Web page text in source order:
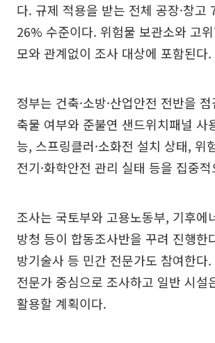
다. 규제 적용을 받는 전체 공장·창고
26% 수준이다. 위험물 보관소와 고
모와 관계없이 조사 대상에 포함된다.
정부는 건축·소방·산업안전 전반을
축물 여부와 준불연 샌드위치패널 사
능, 스프링클러·소화전 설치 상태, 위
전기·화학안전 관리 실태 등을 집중
조사는 국토부와 고용노동부, 기후에
방청 등이 합동조사반을 꾸려 진행한
방기술사 등 민간 전문가도 참여한다
전문가 중심으로 조사하고 일반 시설
활용할 계획이다.